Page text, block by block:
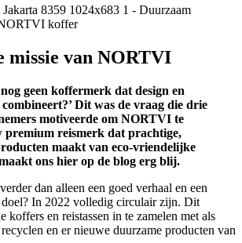
missie van NORTVI
geen koffermerk dat design en
Dit was de vraag die drie
motiveerde om NORTVI te
premium reismerk dat prachtige,
maakt van eco-vriendelijke
ons hier op de blog erg blij.
dan alleen een goed verhaal en een
In 2022 volledig circulair zijn. Dit
koffers en reistassen in te zamelen met als
en er nieuwe duurzame producten van